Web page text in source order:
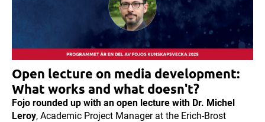
Open lecture on media development:
What works and what doesn't?
Fojo rounded up with an open lecture with Dr. Michel
Leroy, Academic Project Manager at the Erich-Brost